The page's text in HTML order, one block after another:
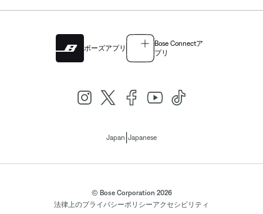
ボーズアプリ
Bose Connectア
プリ
Japan Japanese
© Bose Corporation 2026
法律上のプライバシーポリシーアクセシビリティ